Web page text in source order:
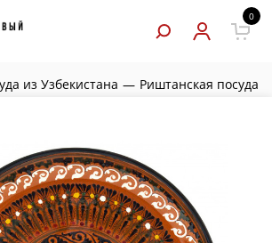
0
из Узбекистана — Риштанская посуда